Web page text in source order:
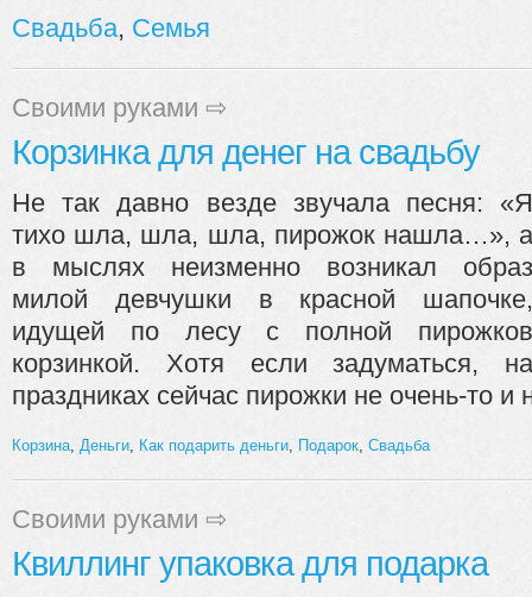
Свадьба, Семья
Своими руками ⇨
Корзинка для денег на свадьбу
Не так давно везде звучала песня: «Я
тихо шла, шла, шла, пирожок нашла…», а
в мыслях неизменно возникал образ
милой девчушки в красной шапочке,
идущей по лесу с полной пирожков
корзинкой. Хотя если задуматься, на
праздниках сейчас пирожки не очень-то и
Корзина Деньги Как подарить деньги Подарок Свадьба
Своими руками ⇨
Квиллинг упаковка для подарка